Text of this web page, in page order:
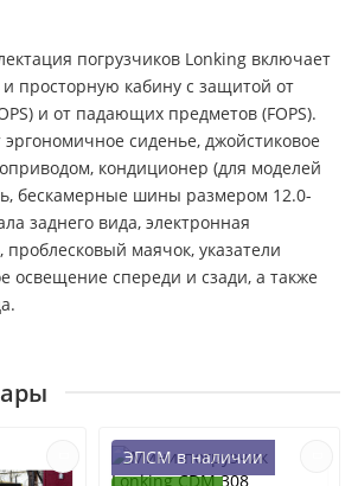
погрузчиков Lonking включает
просторную кабину с защитой от
и от падающих предметов (FOPS).
эргономичное сиденье, джойстиковое
кондиционер (для моделей
бескамерные шины размером 12.0-
заднего вида, электронная
маячок, указатели
освещение спереди и сзади, а также
ЭПСМ в наличии